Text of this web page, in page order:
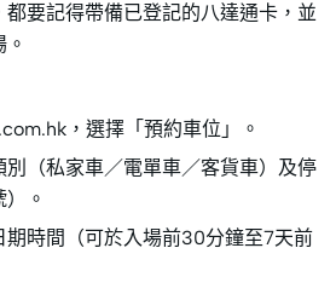
要記得帶備已登記的八達通卡，並
，選擇「預約車位」。
別（私家車／電單車／客貨車）及停
。
期時間（可於入場前30分鐘至7天前